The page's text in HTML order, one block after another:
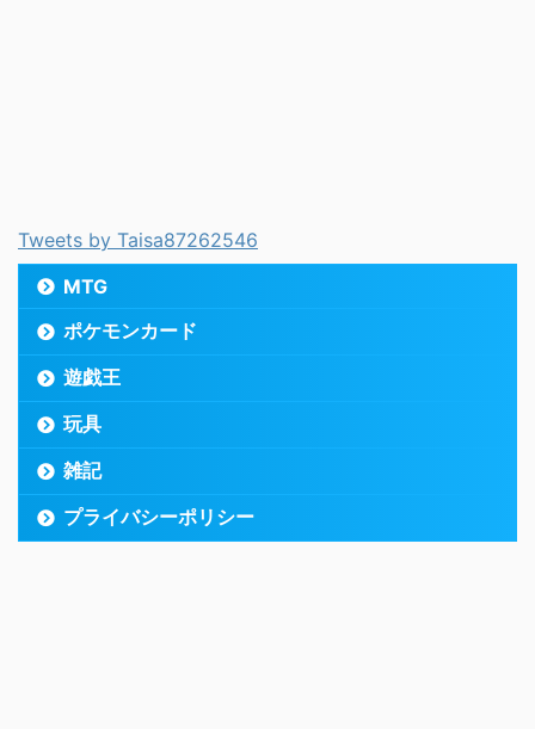
Tweets by Taisa87262546
MTG
ポケモンカード
遊戯王
玩具
雑記
プライバシーポリシー